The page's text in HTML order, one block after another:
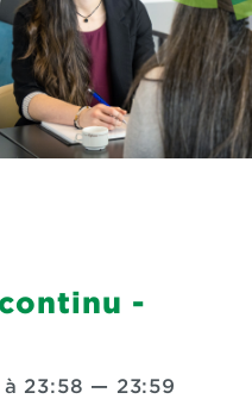
-
23:58 — 23:59